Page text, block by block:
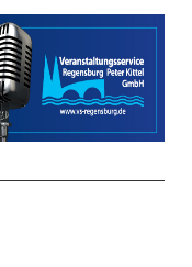
- Anzeige -